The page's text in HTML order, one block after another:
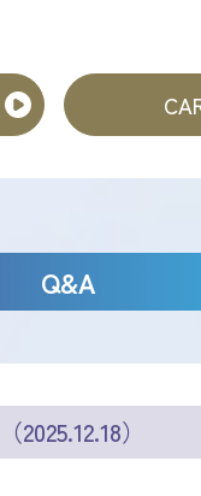
Q&A
2025.12.18）